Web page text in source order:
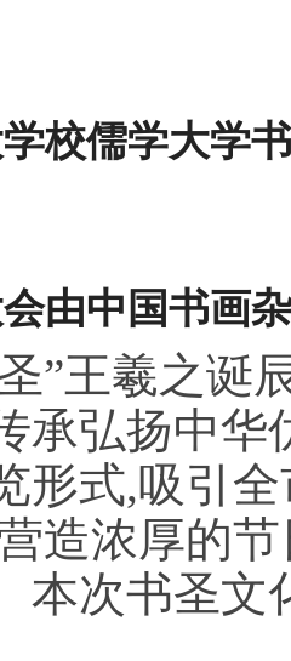
校儒学大学
由中国书画
”王羲之诞
承弘扬中
形式,吸引
造浓厚的
本次书圣文